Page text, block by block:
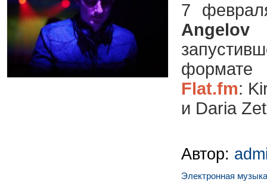
7
Angelov
Flat.fm:
и Daria
Автор:
Электронная музыка